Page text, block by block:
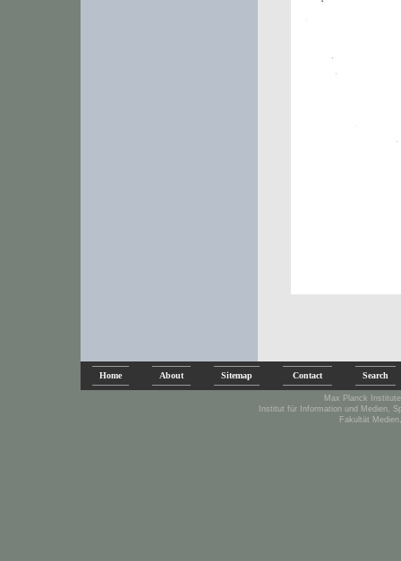
Home About Sitemap Contact Search
Max Planck
Institut für Information und Medien,
Fakultät